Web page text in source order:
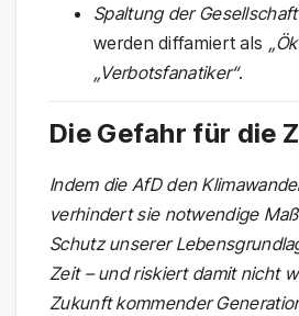
Spaltung der
werden diffamiert als
„Verbotsfanatiker“.
Die Gefahr für die
Indem die AfD den
verhindert sie notwendige
Schutz unserer
Zeit – und riskiert damit nicht
Zukunft kommender